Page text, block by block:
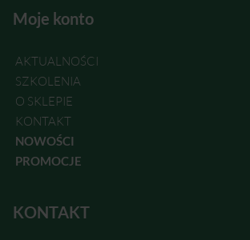
Moje konto
AKTUALNOŚCI
SZKOLENIA
O SKLEPIE
KONTAKT
NOWOŚCI
PROMOCJE
KONTAKT